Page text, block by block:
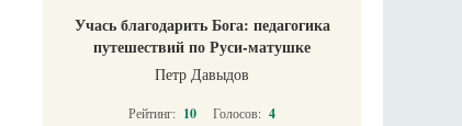
Учась благодарить Бога: педагогика
путешествий по Руси-матушке
Петр Давыдов
Рейтинг: 10 Голосов: 4